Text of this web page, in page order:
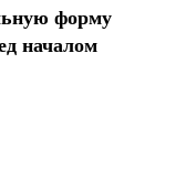
форму
началом